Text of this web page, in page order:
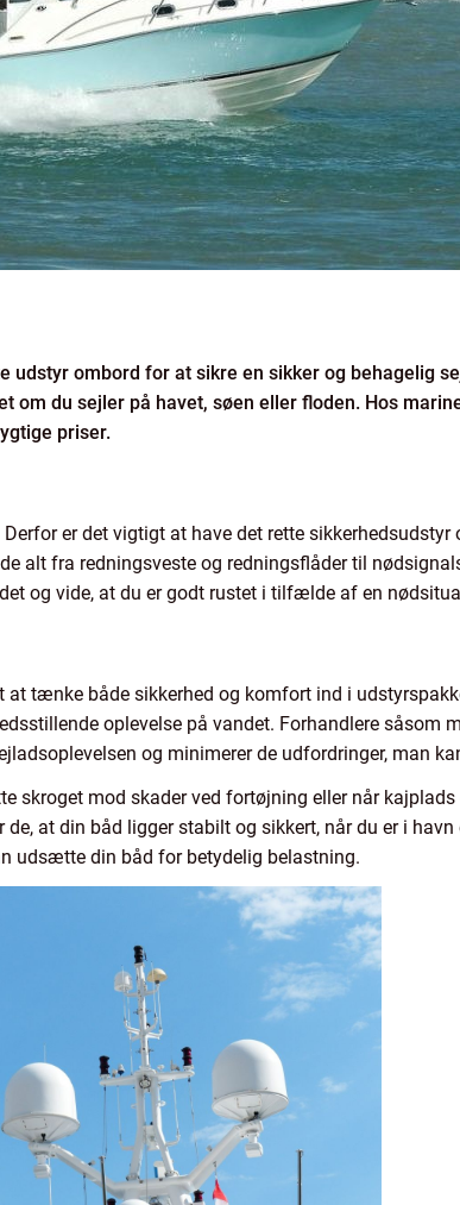
udstyr ombord for at sikre en sikker og behagelig
om du sejler på havet, søen eller floden. Hos
priser.
er det vigtigt at have det rette sikkerhedsudstyr
alt fra redningsveste og redningsflåder til
og vide, at du er godt rustet i tilfælde af en
tænke både sikkerhed og komfort ind i
oplevelse på vandet. Forhandlere såsom
og minimerer de udfordringer, man
skroget mod skader ved fortøjning eller når
at din båd ligger stabilt og sikkert, når du er i
udsætte din båd for betydelig belastning.